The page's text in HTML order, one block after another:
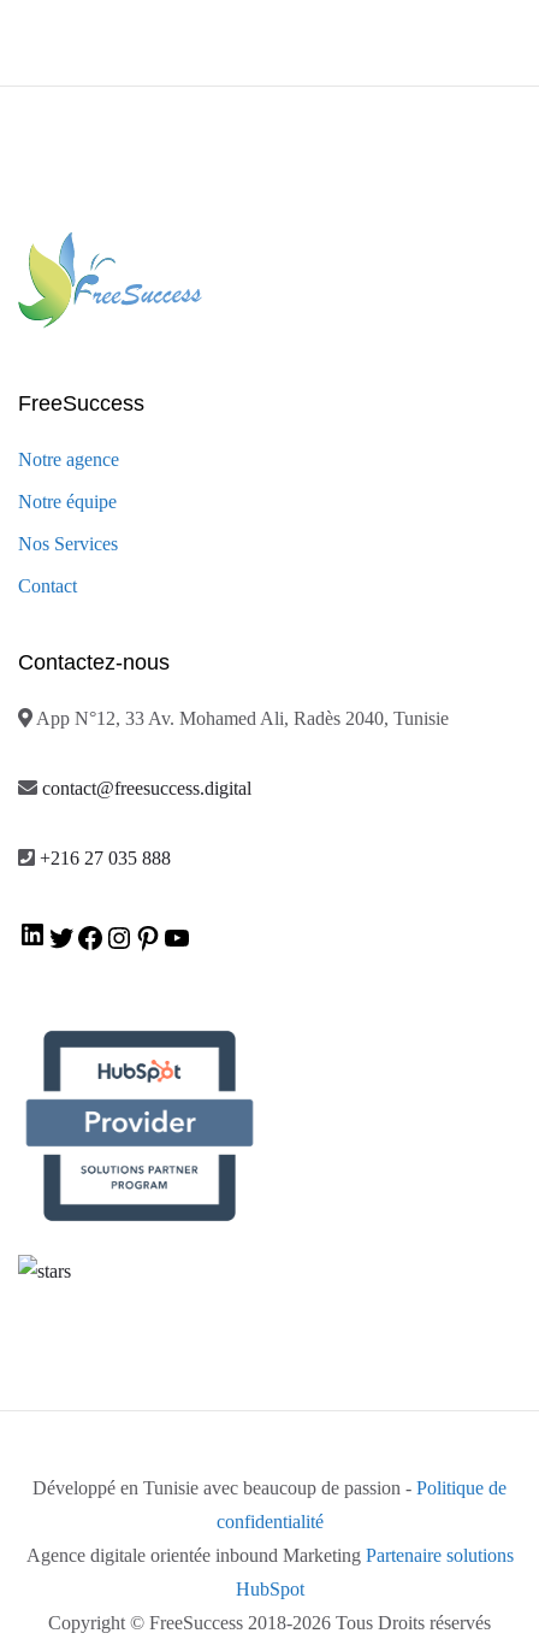
FreeSuccess
Notre agence
Notre équipe
Nos Services
Contact
Contactez-nous
App N°12, 33 Av. Mohamed Ali, Radès 2040, Tunisie
contact@freesuccess.digital
+216 27 035 888
Développé en Tunisie avec beaucoup de passion - Politique de
confidentialité
Agence digitale orientée inbound Marketing Partenaire solutions
HubSpot
Copyright © FreeSuccess 2018-2026 Tous Droits réservés